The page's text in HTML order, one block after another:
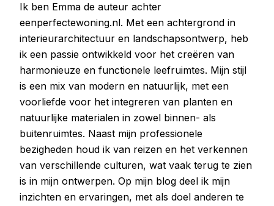
Ik ben Emma de auteur achter
eenperfectewoning.nl. Met een achtergrond in
interieurarchitectuur en landschapsontwerp, heb
ik een passie ontwikkeld voor het creëren van
harmonieuze en functionele leefruimtes. Mijn stijl
is een mix van modern en natuurlijk, met een
voorliefde voor het integreren van planten en
natuurlijke materialen in zowel binnen- als
buitenruimtes. Naast mijn professionele
bezigheden houd ik van reizen en het verkennen
van verschillende culturen, wat vaak terug te zien
is in mijn ontwerpen. Op mijn blog deel ik mijn
inzichten en ervaringen, met als doel anderen te